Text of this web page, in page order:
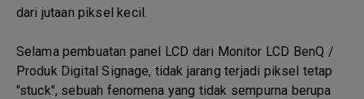
dari jutaan piksel kecil.
Selama pembuatan panel LCD dari Monitor LCD BenQ /
Produk Digital Signage, tidak jarang terjadi piksel tetap
"stuck", sebuah fenomena yang tidak sempurna berupa